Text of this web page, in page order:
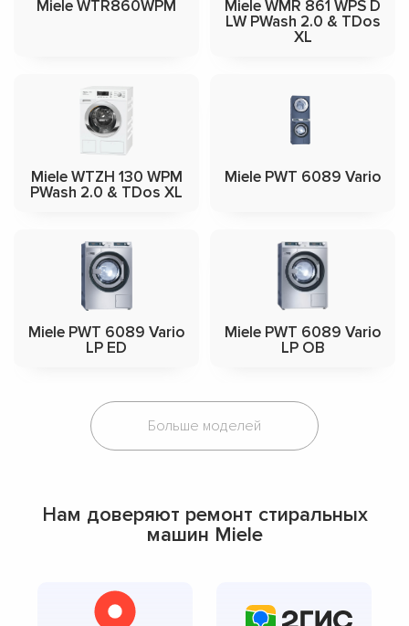
Miele WTR860WPM
Miele WMR 861 WPS D
LW PWash 2.0 & TDos
XL
Miele WTZH 130 WPM
PWash 2.0 & TDos XL
Miele PWT 6089 Vario
Miele PWT 6089 Vario
LP ED
Miele PWT 6089 Vario
LP OB
Больше моделей
Нам доверяют ремонт стиральных
машин Miele